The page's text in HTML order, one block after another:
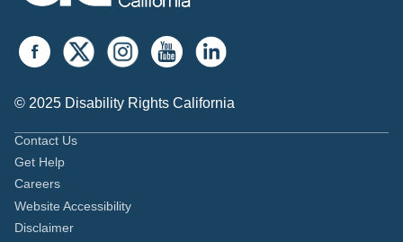
© 2025 Disability Rights California
Contact Us
Get Help
Careers
Website Accessibility
Disclaimer